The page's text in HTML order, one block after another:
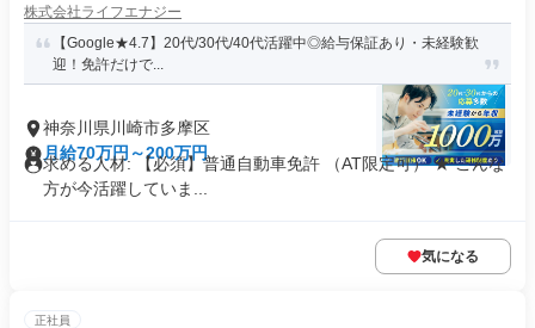
株式会社ライフエナジー
【Google★4.7】20代/30代/40代活躍中◎給与保証あり・未経験歓
迎！免許だけで...
神奈川県川崎市多摩区
月給70万円～200万円
求める人材: 【必須】普通自動車免許 （AT限定可） ★ こんな
方が今活躍していま...
気になる
正社員